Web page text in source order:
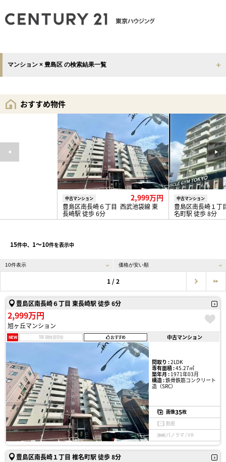
マンション × 豊島区 の検索結果一覧
おすすめ物件
中古マンション 2,999万円
豊島区南長崎６丁目 西武池袋線 東
長崎駅 徒歩 6分
中古マンション
豊島区南長崎１丁
名町駅 徒歩 8分
15件中、 1〜10件を表示中
1 / 2
豊島区南長崎６丁目 東長崎駅 徒歩 6分
2,999万円
旭ヶ丘マンション
NEW 現地見学会 おすすめ 中古マンション
間取り :2LDK
専有面積 :45.27㎡
築年月 :1971年03月
構造 :鉄骨鉄筋コンクリート
造（SRC）
画像35枚
動画
パノラマ / VR
豊島区南長崎１丁目 椎名町駅 徒歩 8分